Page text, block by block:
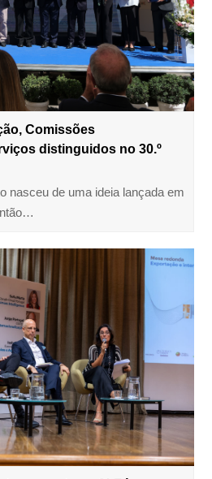
Comissões
distinguidos no 30.º
nasceu de uma ideia lançada em